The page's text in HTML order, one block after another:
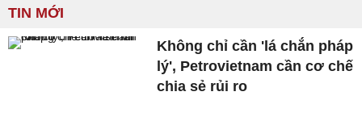
TIN MỚI
Không chỉ cần 'lá chắn pháp
lý', Petrovietnam cần cơ chế
chia sẻ rủi ro